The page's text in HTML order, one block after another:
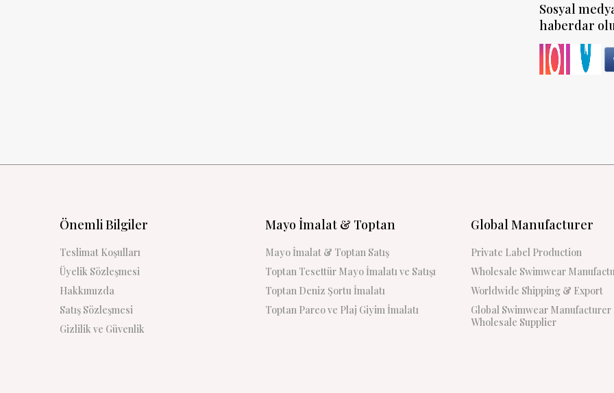
Sosyal
haberdar
Önemli Bilgiler
Teslimat Koşulları
Üyelik Sözleşmesi
Hakkımızda
Satış Sözleşmesi
Gizlilik ve Güvenlik
Mayo İmalat & Toptan
Mayo İmalat & Toptan Satış
Toptan Tesettür Mayo İmalatı ve Satışı
Toptan Deniz Şortu İmalatı
Toptan Pareo ve Plaj Giyim İmalatı
Global Manufacturer
Private Label Production
Wholesale Swimwear
Worldwide Shipping & Export
Global Swimwear
Wholesale Supplier